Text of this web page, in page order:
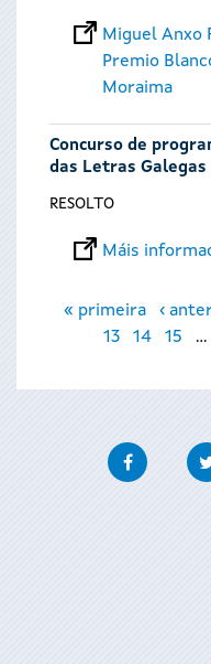
Miguel Anxo
Premio
Moraima
Concurso de
das Letras Galegas
RESOLTO
Máis
Páxinas
« primeira ‹
13
14 15 …